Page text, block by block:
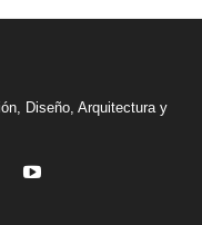
Diseño, Arquitectura y